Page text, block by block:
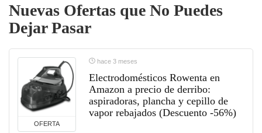
Nuevas Ofertas que No Puedes
Dejar Pasar
OFERTA
hace 3 meses
Electrodomésticos Rowenta en
Amazon a precio de derribo:
aspiradoras, plancha y cepillo de
vapor rebajados (Descuento -56%)